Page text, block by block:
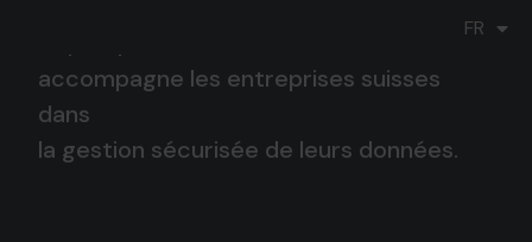
FR
IT
accompagne les entreprises suisses
dans
la gestion sécurisée de leurs données.